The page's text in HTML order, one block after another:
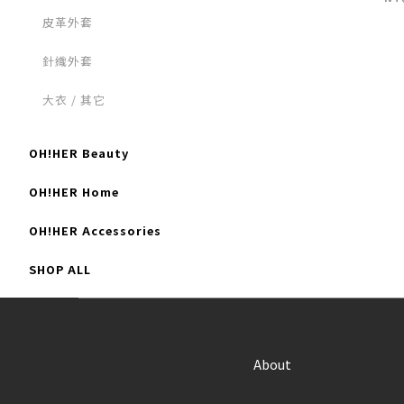
皮革外套
針織外套
大衣 / 其它
OH!HER Beauty
OH!HER Home
OH!HER Accessories
SHOP ALL
About